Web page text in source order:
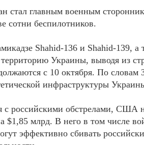
стал главным военным
сотни беспилотников.
Shahid-136 и Shahid-139,
Украины, выводя из
с 10 октября. По словам
инфраструктуры
российскими обстрелами, США
млрд. В него в том числе
эффективно сбивать